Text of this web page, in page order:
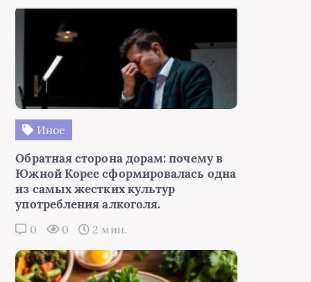
Иное
Обратная сторона дорам: почему в
Южной Корее сформировалась одна
из самых жестких культур
употребления алкоголя.
0 0 2 мин.